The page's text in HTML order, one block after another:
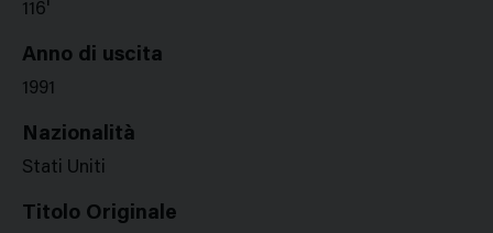
116'
Anno di uscita
1991
Nazionalità
Stati Uniti
Titolo Originale